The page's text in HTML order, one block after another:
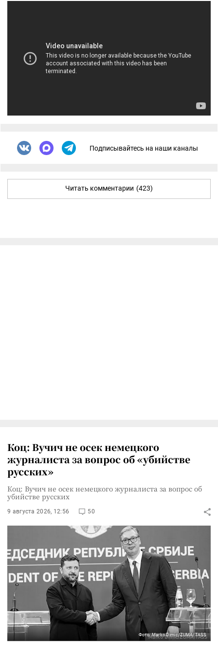
Подписывайтесь на наши каналы
Читать комментарии (423)
Коц: Вучич не осек немецкого
журналиста за вопрос об «убийстве
русских»
Коц: Вучич не осек немецкого журналиста за вопрос об
убийстве русских
9 августа 2026, 12:56 50
Фото: Marko Dimic/ZUMA/TASS